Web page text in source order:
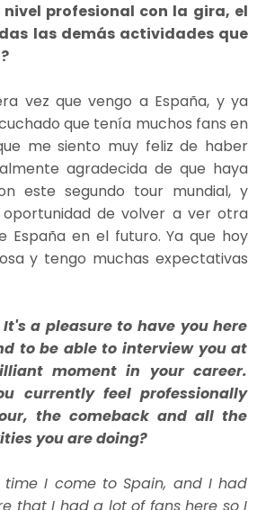
profesional con la gira, el
las demás actividades que
vez que vengo a España, y ya
que tenía muchos fans en
me siento muy feliz de haber
agradecida de que haya
este segundo tour mundial, y
de volver a ver otra
España en el futuro. Ya que hoy
y tengo muchas expectativas
a pleasure to have you here
to be able to interview you at
moment in your career.
currently feel professionally
the comeback and all the
you are doing?
time I come to Spain, and I had